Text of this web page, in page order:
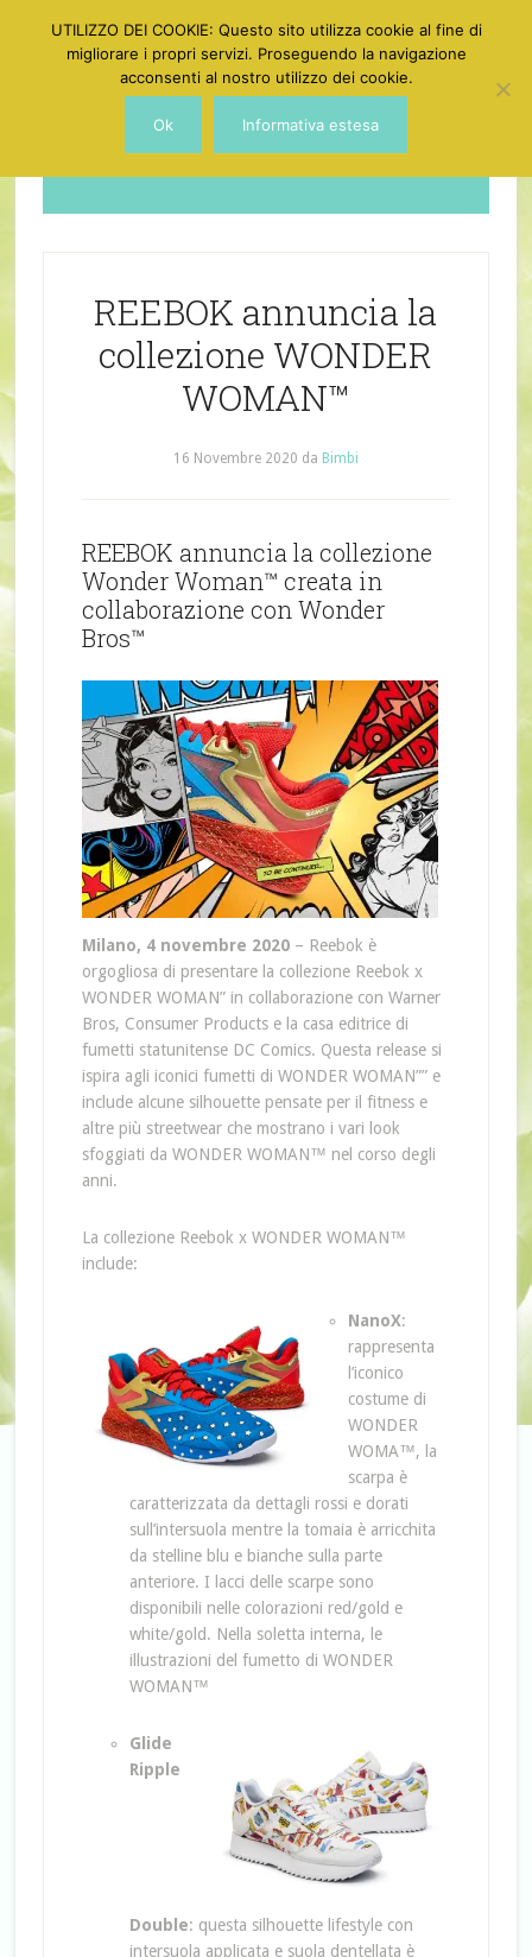
Dotgirl
REEBOK annuncia la
collezione WONDER
WOMAN™
16 Novembre 2020 da Bimbi
REEBOK annuncia la collezione
Wonder Woman™ creata in
collaborazione con Wonder
Bros™
Milano, 4 novembre 2020– Reebok è
orgogliosa di presentare la collezione Reebok x
WONDER WOMAN” in collaborazione con Warner
Bros, Consumer Products e la casa editrice di
fumetti statunitense DC Comics. Questa release si
ispira agli iconici fumetti di WONDER WOMAN”” e
include alcune silhouette pensate per il fitness e
altre più streetwear che mostrano i vari look
sfoggiati da WONDER WOMAN™ nel corso degli
anni.
La collezione Reebok x WONDER WOMAN™
include:
NanoX:
rappresenta
l’iconico
costume di
WONDER
WOMA™, la
scarpa è
caratterizzata da dettagli rossi e dorati
sull’intersuola mentre la tomaia è arricchita
da stelline blu e bianche sulla parte
anteriore. I lacci delle scarpe sono
disponibili nelle colorazioni red/gold e
white/gold. Nella soletta interna, le
illustrazioni del fumetto di WONDER
WOMAN™
Glide
Ripple
Double: questa silhouette lifestyle con
intersuola applicata e suola dentellata è
UTILIZZO DEI COOKIE: Questo sito utilizza cookie al fine di
migliorare i propri servizi. Proseguendo la navigazione
acconsenti al nostro utilizzo dei cookie.
Ok Informativa estesa